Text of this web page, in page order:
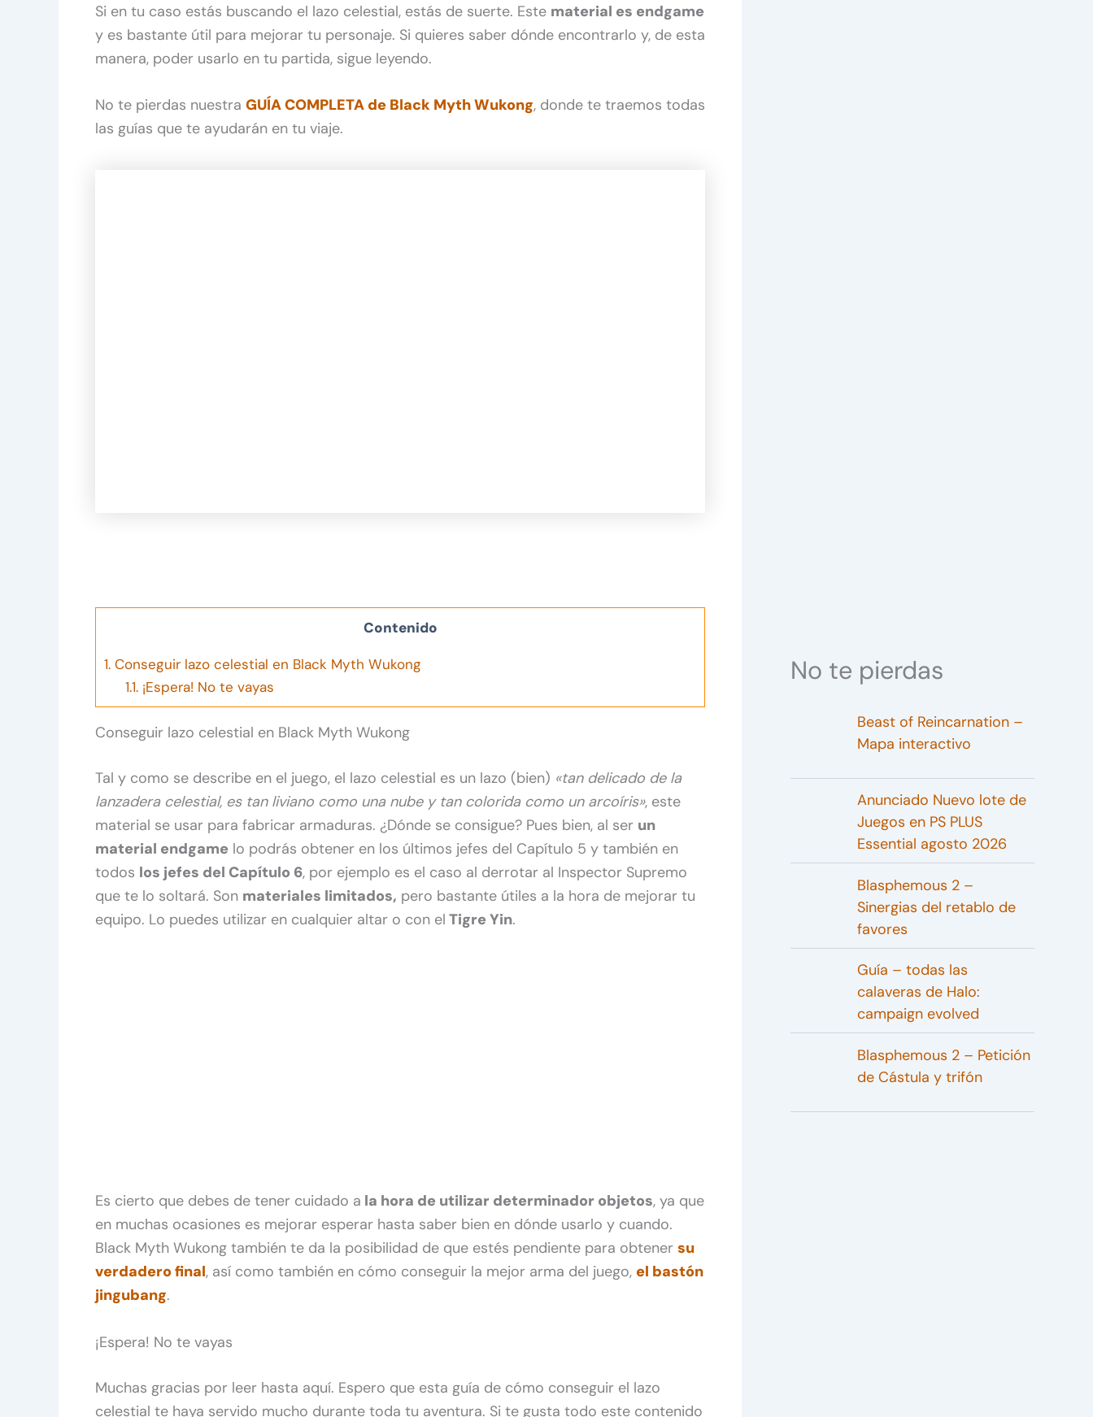
Si en tu caso estás buscando el lazo celestial, estás de suerte. Este material es endgame
y es bastante útil para mejorar tu personaje. Si quieres saber dónde encontrarlo y, de esta
manera, poder usarlo en tu partida, sigue leyendo.
No te pierdas nuestra GUÍA COMPLETA de Black Myth Wukong, donde te traemos todas
las guías que te ayudarán en tu viaje.
Contenido
1. Conseguir lazo celestial en Black Myth Wukong
1.1.¡Espera! No te vayas
Conseguir lazo celestial en Black Myth Wukong
Tal y como se describe en el juego, el lazo celestial es un lazo (bien) «tan delicado de la
lanzadera celestial, es tan liviano como una nube y tan colorida como un arcoíris», este
material se usar para fabricar armaduras. ¿Dónde se consigue? Pues bien, al ser un
material endgame lo podrás obtener en los últimos jefes del Capítulo 5 y también en
todos los jefes del Capítulo 6, por ejemplo es el caso al derrotar al Inspector Supremo
que te lo soltará. Son materiales limitados, pero bastante útiles a la hora de mejorar tu
equipo. Lo puedes utilizar en cualquier altar o con el Tigre Yin.
Es cierto que debes de tener cuidado a la hora de utilizar determinador objetos, ya que
en muchas ocasiones es mejorar esperar hasta saber bien en dónde usarlo y cuando.
Black Myth Wukong también te da la posibilidad de que estés pendiente para obtener su
verdadero final, así como también en cómo conseguir la mejor arma del juego, el bastón
jingubang.
¡Espera! No te vayas
Muchas gracias por leer hasta aquí. Espero que esta guía de cómo conseguir el lazo
celestial te haya servido mucho durante toda tu aventura. Si te gusta todo este contenido
No te pierdas
Beast of Reincarnation –
Mapa interactivo
Anunciado Nuevo lote de
Juegos en PS PLUS
Essential agosto 2026
Blasphemous 2 –
Sinergias del retablo de
favores
Guía – todas las
calaveras de Halo:
campaign evolved
Blasphemous 2 – Petición
de Cástula y trifón